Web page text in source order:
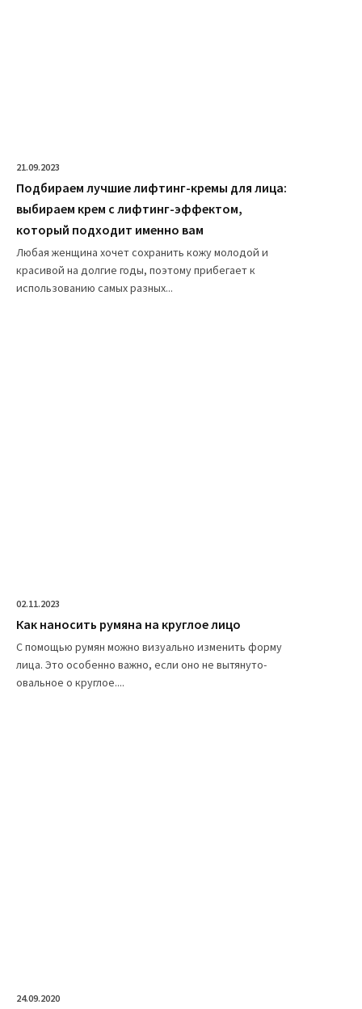
21.09.2023
Подбираем лучшие лифтинг-кремы для лица:
выбираем крем с лифтинг-эффектом,
который подходит именно вам
Любая женщина хочет сохранить кожу молодой и
красивой на долгие годы, поэтому прибегает к
использованию самых разных...
02.11.2023
Как наносить румяна на круглое лицо
С помощью румян можно визуально изменить форму
лица. Это особенно важно, если оно не вытянуто-
овальное о круглое....
24.09.2020